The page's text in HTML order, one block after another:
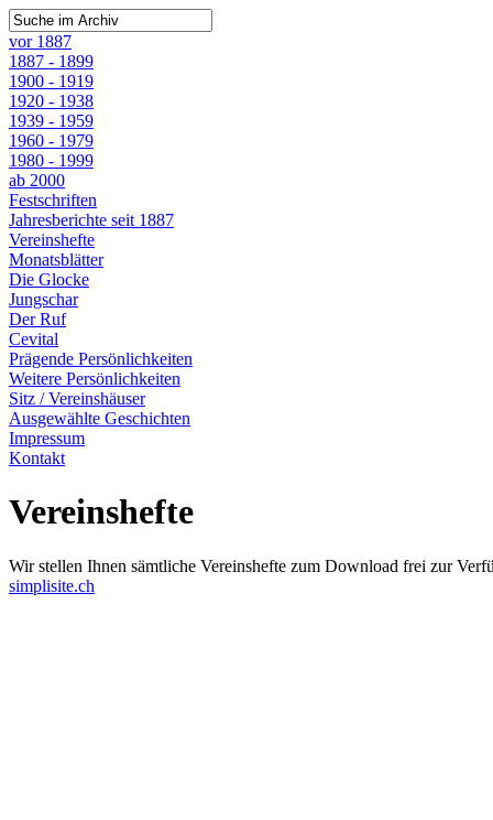
vor 1887
1887 - 1899
1900 - 1919
1920 - 1938
1939 - 1959
1960 - 1979
1980 - 1999
ab 2000
Festschriften
Jahresberichte seit 1887
Vereinshefte
Monatsblätter
Die Glocke
Jungschar
Der Ruf
Cevital
Prägende Persönlichkeiten
Weitere Persönlichkeiten
Sitz / Vereinshäuser
Ausgewählte Geschichten
Impressum
Kontakt
Vereinshefte
Wir stellen Ihnen sämtliche Vereinshefte zum Download frei zur
simplisite.ch